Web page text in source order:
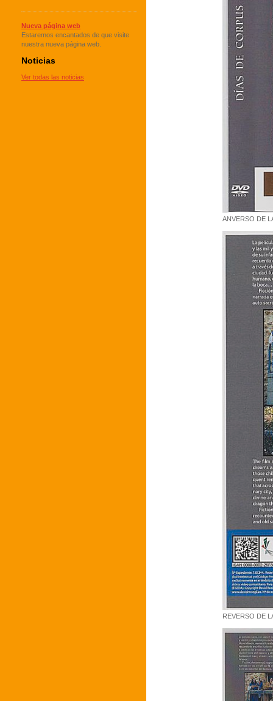
ANVERSO DE
REVERSO DE
Nueva página web
Estaremos encantados de que visite
nuestra nueva página web.
Noticias
Ver todas las noticias